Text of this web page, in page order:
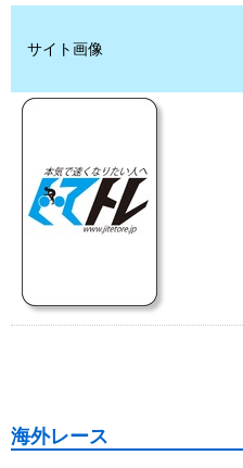
サイト画像
海外レース